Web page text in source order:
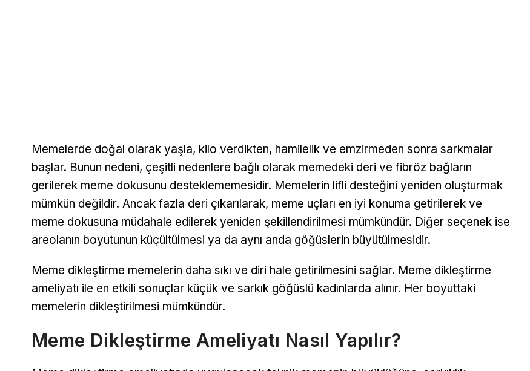
Memelerde doğal olarak yaşla, kilo verdikten, hamilelik ve emzirmeden sonra sarkmalar
başlar. Bunun nedeni, çeşitli nedenlere bağlı olarak memedeki deri ve fibröz bağların
gerilerek meme dokusunu desteklememesidir. Memelerin lifli desteğini yeniden oluşturmak
mümkün değildir. Ancak fazla deri çıkarılarak, meme uçları en iyi konuma getirilerek ve
meme dokusuna müdahale edilerek yeniden şekillendirilmesi mümkündür. Diğer seçenek ise
areolanın boyutunun küçültülmesi ya da aynı anda göğüslerin büyütülmesidir.
Meme dikleştirme memelerin daha sıkı ve diri hale getirilmesini sağlar. Meme dikleştirme
ameliyatı ile en etkili sonuçlar küçük ve sarkık göğüslü kadınlarda alınır. Her boyuttaki
memelerin dikleştirilmesi mümkündür.
Meme Dikleştirme Ameliyatı Nasıl Yapılır?